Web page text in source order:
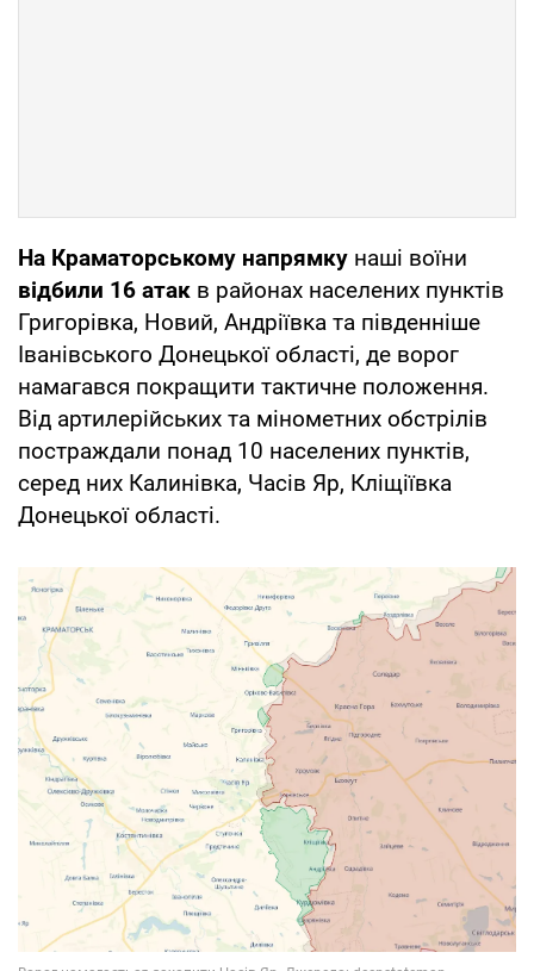
На Краматорському напрямку наші воїни
відбили 16 атак в районах населених пунктів
Григорівка, Новий, Андріївка та південніше
Іванівського Донецької області, де ворог
намагався покращити тактичне положення.
Від артилерійських та мінометних обстрілів
постраждали понад 10 населених пунктів,
серед них Калинівка, Часів Яр, Кліщіївка
Донецької області.